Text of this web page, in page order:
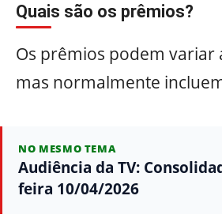
Quais são os prêmios?
Os prêmios podem variar
mas normalmente
NO MESMO TEMA
Audiência da TV:
feira 10/04/2026